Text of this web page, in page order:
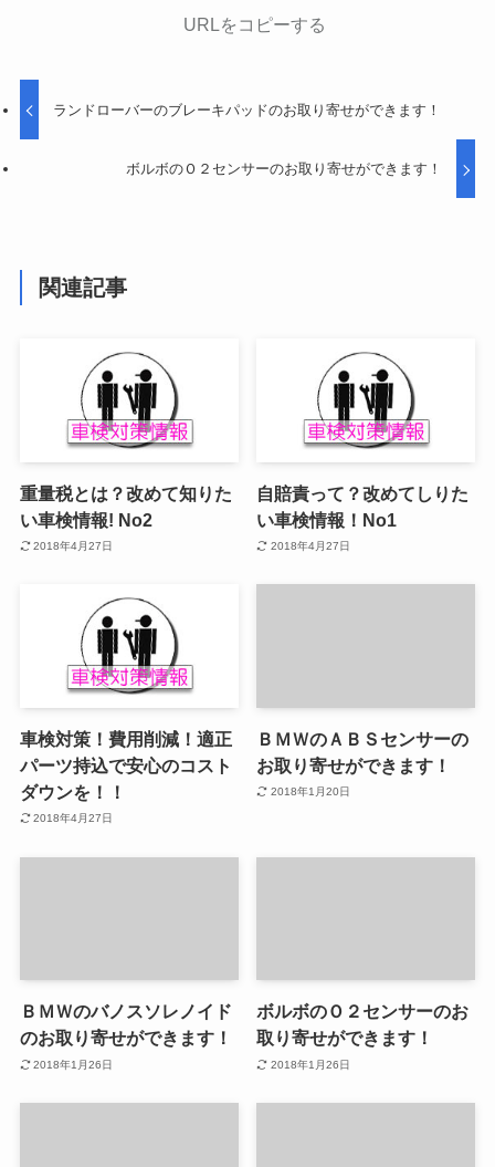
URLをコピーする
ランドローバーのブレーキパッドのお取り寄せができます！
ボルボのＯ２センサーのお取り寄せができます！
関連記事
重量税とは？改めて知りた
い車検情報! No2
2018年4月27日
自賠責って？改めてしりた
い車検情報！No1
2018年4月27日
車検対策！費用削減！適正
パーツ持込で安心のコスト
ダウンを！！
2018年4月27日
ＢＭＷのＡＢＳセンサーの
お取り寄せができます！
2018年1月20日
ＢＭＷのバノスソレノイド
のお取り寄せができます！
2018年1月26日
ボルボのＯ２センサーのお
取り寄せができます！
2018年1月26日